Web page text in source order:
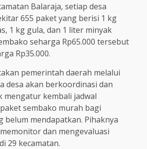
Balaraja, setiap desa
655 paket yang berisi 1 kg
1 kg gula, dan 1 liter minyak
seharga Rp65.000 tersebut
Rp35.000.
pemerintah daerah melalui
desa akan berkoordinasi dan
kembali jadwal
sembako murah bagi
belum mendapatkan. Pihaknya
dan mengevaluasi
29 kecamatan.